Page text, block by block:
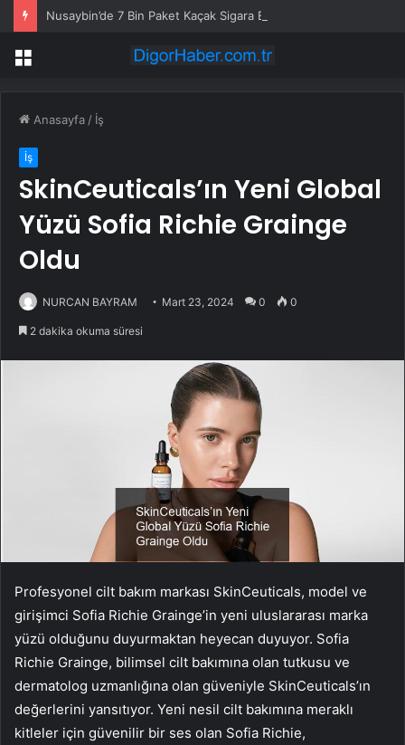
Nusaybin’de 7 Bin Paket Kaçak Sigara Ele Geçirildi
Menü
Anasayfa / İş
İş
SkinCeuticals’ın Yeni Global
Yüzü Sofia Richie Grainge
Oldu
NURCAN BAYRAM Mart 23, 2024 0 0
2 dakika okuma süresi
Profesyonel cilt bakım markası SkinCeuticals, model ve
girişimci Sofia Richie Grainge’in yeni uluslararası marka
yüzü olduğunu duyurmaktan heyecan duyuyor. Sofia
Richie Grainge, bilimsel cilt bakımına olan tutkusu ve
dermatolog uzmanlığına olan güveniyle SkinCeuticals’ın
değerlerini yansıtıyor. Yeni nesil cilt bakımına meraklı
kitleler için güvenilir bir ses olan Sofia Richie,